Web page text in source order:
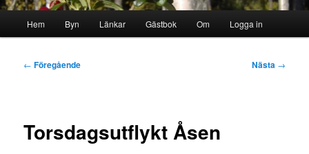
Hem Byn Länkar Gästbok Om Logga in
Inläggsnavigering
← Föregående Nästa →
Torsdagsutflykt Åsen